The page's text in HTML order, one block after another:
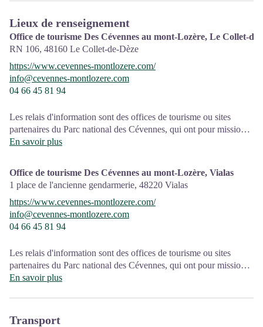
Lieux de renseignement
Office de tourisme Des Cévennes au mont-Lozère, Le Collet-de-
RN 106, 48160 Le Collet-de-Dèze
https://www.cevennes-montlozere.com/
info@cevennes-montlozere.com
04 66 45 81 94
Les relais d'information sont des offices de tourisme ou sites
partenaires du Parc national des Cévennes, qui ont pour mission
l'information et la sensibilisation sur l'offre de découverte et
Ouvert toute l'année (se renseigner pour les jours et horaires
d'ouverture en période hivernale)
En savoir plus
Office de tourisme Des Cévennes au mont-Lozère, Vialas
1 place de l'ancienne gendarmerie, 48220 Vialas
https://www.cevennes-montlozere.com/
info@cevennes-montlozere.com
04 66 45 81 94
Les relais d'information sont des offices de tourisme ou sites
partenaires du Parc national des Cévennes, qui ont pour mission
l'information et la sensibilisation sur l'offre de découverte et
Ouvert juillet août
En savoir plus
Transport